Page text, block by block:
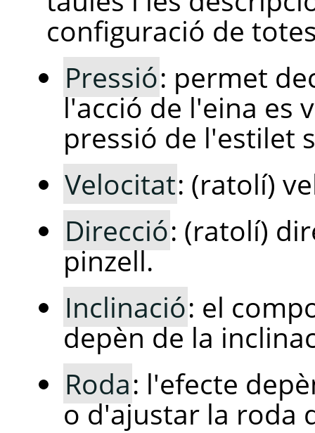
configuració de
Pressió: permet
l'acció de l'eina es
pressió de l'estilet
Velocitat: (ratolí)
Direcció: (ratolí)
pinzell.
Inclinació: el
depèn de la
Roda: l'efecte
o d'ajustar la roda